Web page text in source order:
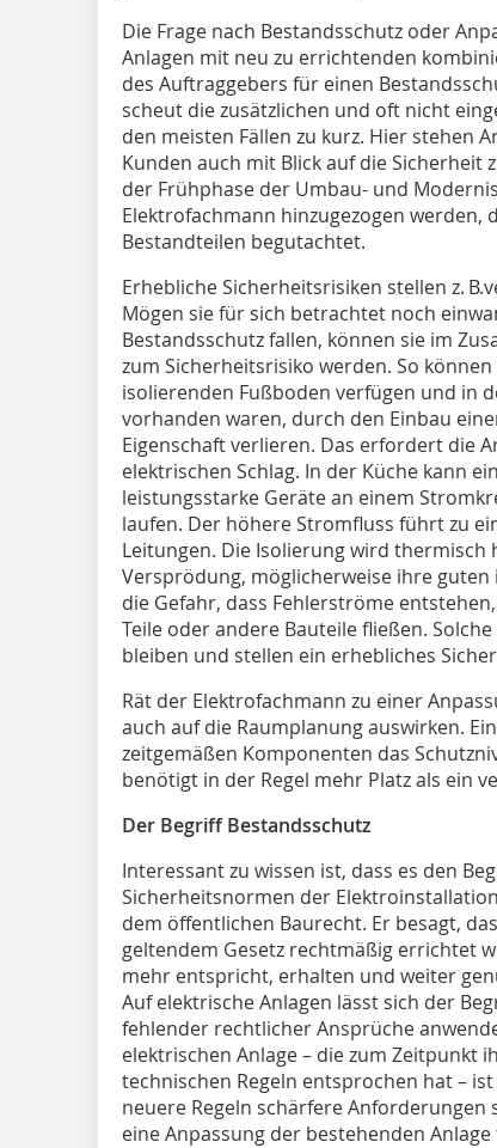
Die Frage nach Bestandsschutz oder
Anlagen mit neu zu errichtenden
des Auftraggebers für einen
scheut die zusätzlichen und oft nicht
den meisten Fällen zu kurz. Hier stehen
Kunden auch mit Blick auf die Sicherheit
der Frühphase der Umbau- und
Elektrofachmann hinzugezogen
Bestandteilen begutachtet.
Erhebliche Sicherheitsrisiken stellen z.
Mögen sie für sich betrachtet noch
Bestandsschutz fallen, können sie im
zum Sicherheitsrisiko werden. So
isolierenden Fußboden verfügen und in
vorhanden waren, durch den Einbau
Eigenschaft verlieren. Das erfordert die
elektrischen Schlag. In der Küche kann
leistungsstarke Geräte an einem
laufen. Der höhere Stromfluss führt zu
Leitungen. Die Isolierung wird thermisch
Versprödung, möglicherweise ihre
die Gefahr, dass Fehlerströme
Teile oder andere Bauteile fließen.
bleiben und stellen ein erhebliches
Rät der Elektrofachmann zu einer
auch auf die Raumplanung auswirken.
zeitgemäßen Komponenten das
benötigt in der Regel mehr Platz als ein
Der Begriff Bestandsschutz
Interessant zu wissen ist, dass es den
Sicherheitsnormen der
dem öffentlichen Baurecht. Er besagt,
geltendem Gesetz rechtmäßig errichtet
mehr entspricht, erhalten und weiter
Auf elektrische Anlagen lässt sich der
fehlender rechtlicher Ansprüche
elektrischen Anlage – die zum Zeitpunkt
technischen Regeln entsprochen hat –
neuere Regeln schärfere
eine Anpassung der bestehenden Anlage